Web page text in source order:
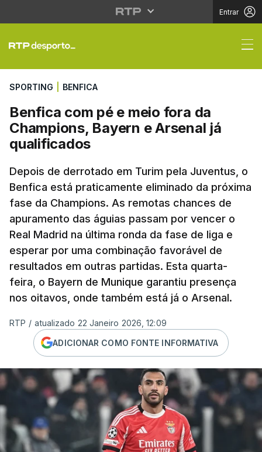
Entrar
Benfica com pé e
SPORTING BENFICA
Benfica com pé e meio fora da
Champions, Bayern e Arsenal já
qualificados
Depois de derrotado em Turim pela Juventus, o
Benfica está praticamente eliminado da próxima
fase da Champions. As remotas chances de
apuramento das águias passam por vencer o
Real Madrid na última ronda da fase de liga e
esperar por uma combinação favorável de
resultados em outras partidas. Esta quarta-
feira, o Bayern de Munique garantiu presença
nos oitavos, onde também está já o Arsenal.
RTP / atualizado 22 Janeiro 2026, 12:09
ADICIONAR COMO FONTE INFORMATIVA